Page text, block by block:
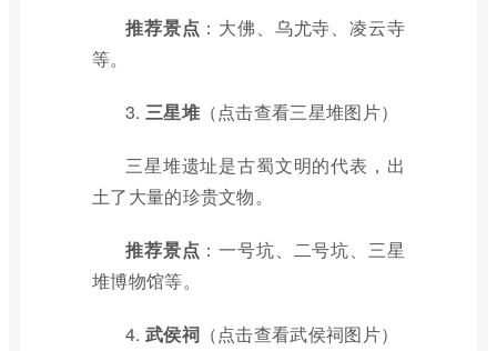
推荐景点 ：大佛、乌尤寺、凌云寺
等。
3. 三星堆（点击查看三星堆图片）
三星堆遗址是古蜀文明的代表，出
土了大量的珍贵文物。
推荐景点 ：一号坑、二号坑、三星
堆博物馆等。
4. 武侯祠（点击查看武侯祠图片）